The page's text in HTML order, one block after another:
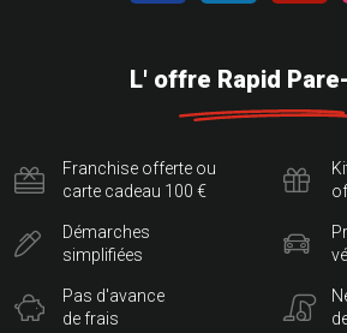
L' offre Rapid
Franchise offerte ou
carte cadeau 100 €
Démarches
simplifiées
Pas d'avance
de frais